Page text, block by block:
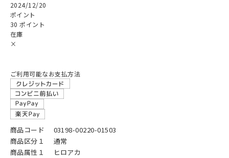
2024/12/20
ポイント
30 ポイント
在庫
×
ご利用可能なお支払方法
商品コード
03198-00220-01503
商品区分１
通常
商品属性１
ヒロアカ